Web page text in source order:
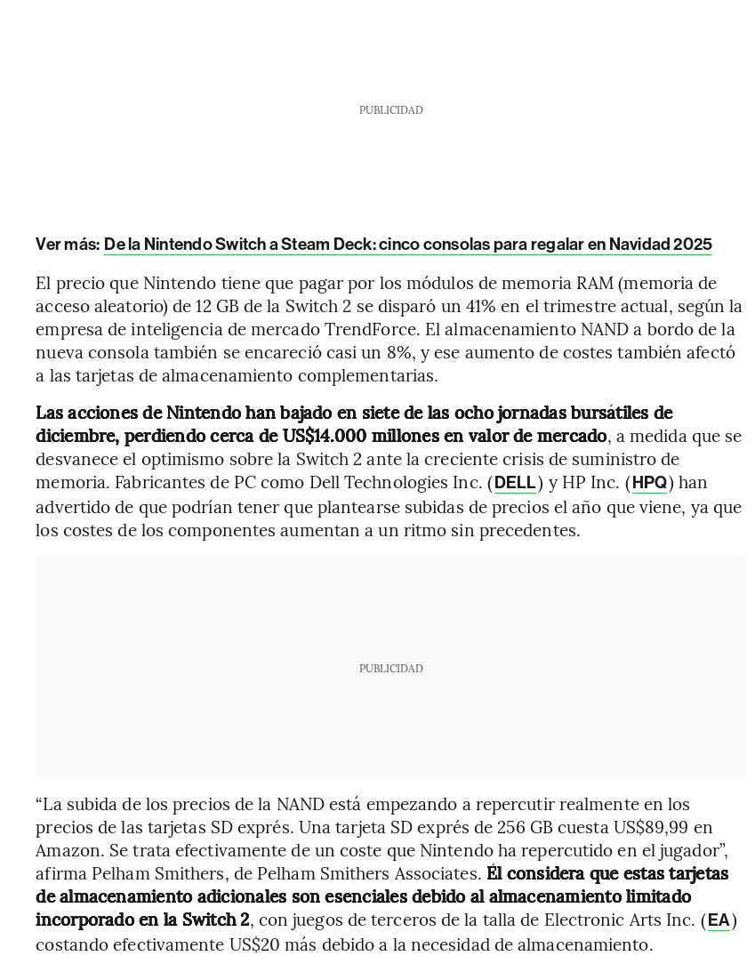
PUBLICIDAD
Ver más: De la Nintendo Switch a Steam Deck: cinco consolas para regalar en Navidad 2025
El precio que Nintendo tiene que pagar por los módulos de memoria RAM (memoria de
acceso aleatorio) de 12 GB de la Switch 2 se disparó un 41% en el trimestre actual, según la
empresa de inteligencia de mercado TrendForce. El almacenamiento NAND a bordo de la
nueva consola también se encareció casi un 8%, y ese aumento de costes también afectó
a las tarjetas de almacenamiento complementarias.
Las acciones de Nintendo han bajado en siete de las ocho jornadas bursátiles de
diciembre, perdiendo cerca de US$14.000 millones en valor de mercado, a medida que se
desvanece el optimismo sobre la Switch 2 ante la creciente crisis de suministro de
memoria. Fabricantes de PC como Dell Technologies Inc. (DELL) y HP Inc. (HPQ) han
advertido de que podrían tener que plantearse subidas de precios el año que viene, ya que
los costes de los componentes aumentan a un ritmo sin precedentes.
PUBLICIDAD
“La subida de los precios de la NAND está empezando a repercutir realmente en los
precios de las tarjetas SD exprés. Una tarjeta SD exprés de 256 GB cuesta US$89,99 en
Amazon. Se trata efectivamente de un coste que Nintendo ha repercutido en el jugador”,
afirma Pelham Smithers, de Pelham Smithers Associates. Él considera que estas tarjetas
de almacenamiento adicionales son esenciales debido al almacenamiento limitado
incorporado en la Switch 2, con juegos de terceros de la talla de Electronic Arts Inc. (EA)
costando efectivamente US$20 más debido a la necesidad de almacenamiento.